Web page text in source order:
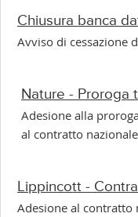
Chiusura banca
Avviso di cessazione
Nature - Proroga
Adesione alla
al contratto
Lippincott -
Adesione al contratto